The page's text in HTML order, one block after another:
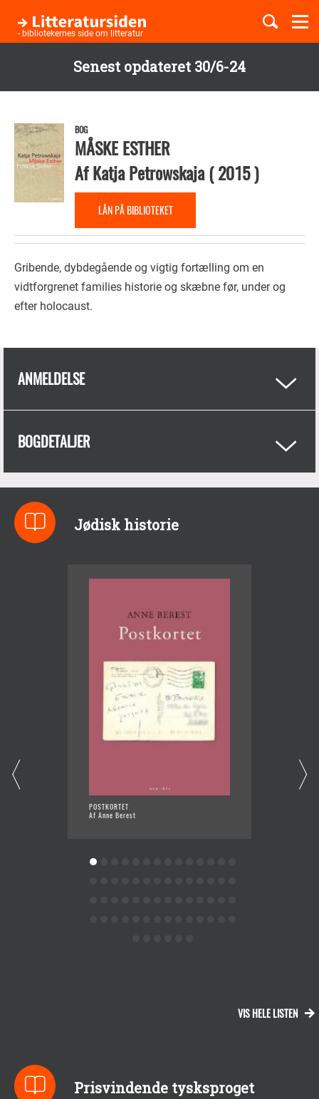
Senest opdateret 30/6-24
hovedindhold
- bibliotekernes side om litteratur
Børnebøger
Temaer
BOG
MÅSKE ESTHER
AfKatja Petrowskaja(2015)
LÅN PÅ BIBLIOTEKET
Gribende, dybdegående og vigtig fortælling om en
vidtforgrenet families historie og skæbne før, under og
efter holocaust.
ANMELDELSE
BOGDETALJER
Jødisk historie
POSTKORTET
Af Anne Berest
VIS HELE LISTEN
Prisvindende tysksproget